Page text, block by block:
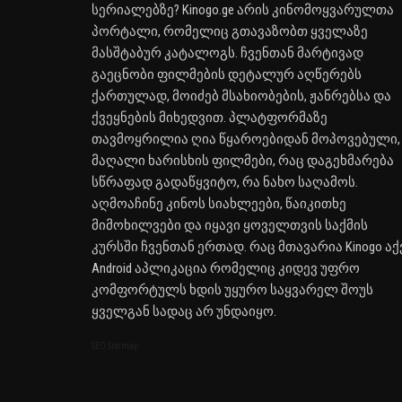
სერიალებზე? Kinogo.ge არის კინომოყვარულთა
პორტალი, რომელიც გთავაზობთ ყველაზე
მასშტაბურ კატალოგს. ჩვენთან მარტივად
გაეცნობი ფილმების დეტალურ აღწერებს
ქართულად, მოიძებ მსახიობების, ჟანრებსა და
ქვეყნების მიხედვით. პლატფორმაზე
თავმოყრილია ღია წყაროებიდან მოპოვებული,
მაღალი ხარისხის ფილმები, რაც დაგეხმარება
სწრაფად გადაწყვიტო, რა ნახო საღამოს.
აღმოაჩინე კინოს სიახლეები, წაიკითხე
მიმოხილვები და იყავი ყოველთვის საქმის
კურსში ჩვენთან ერთად. რაც მთავარია Kinogo
Android აპლიკაცია რომელიც კიდევ უფრო
კომფორტულს ხდის უყურო საყვარელ შოუს
ყველგან სადაც არ უნდაიყო.